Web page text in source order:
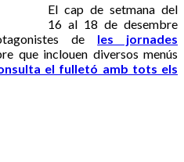
El cap de setmana del
16 al 18 de desembre
de les jornades
que inclouen diversos menús
el fulletó amb tots els